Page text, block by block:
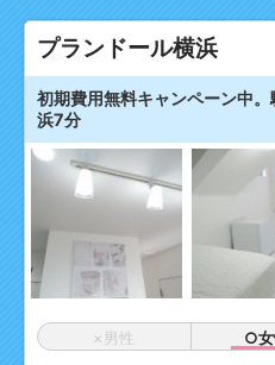
プランドール横浜
初期費用無料キャンペーン中
浜7分
×男性 ○女